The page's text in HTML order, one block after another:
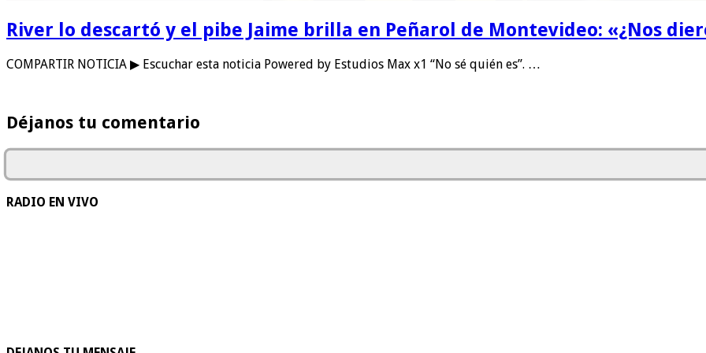
River lo descartó y el pibe Jaime brilla en Peñarol de Montevideo: «¿Nos
COMPARTIR NOTICIA ▶ Escuchar esta noticia Powered by Estudios Max x1 “No sé quién es”. …
Déjanos tu comentario
RADIO EN VIVO